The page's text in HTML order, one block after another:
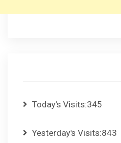
Today's Visits:345
Yesterday's Visits:843